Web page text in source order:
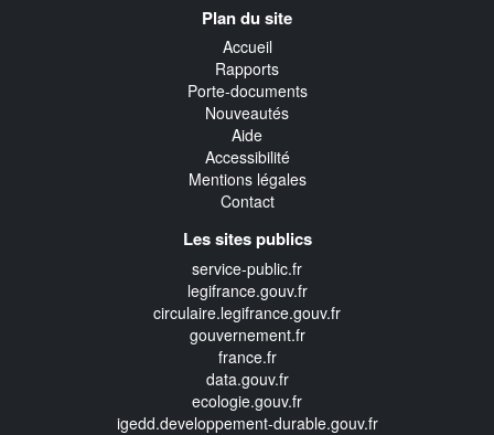
Plan du site
Accueil
Rapports
Porte-documents
Nouveautés
Aide
Accessibilité
Mentions légales
Contact
Les sites publics
service-public.fr
legifrance.gouv.fr
circulaire.legifrance.gouv.fr
gouvernement.fr
france.fr
data.gouv.fr
ecologie.gouv.fr
igedd.developpement-durable.gouv.fr